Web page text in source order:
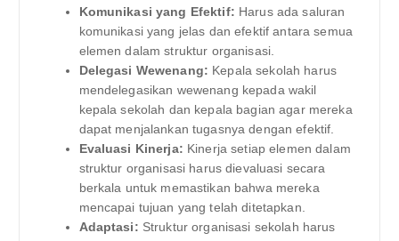
Komunikasi yang Efektif: Harus ada saluran
komunikasi yang jelas dan efektif antara semua
elemen dalam struktur organisasi.
Delegasi Wewenang: Kepala sekolah harus
mendelegasikan wewenang kepada wakil
kepala sekolah dan kepala bagian agar mereka
dapat menjalankan tugasnya dengan efektif.
Evaluasi Kinerja: Kinerja setiap elemen dalam
struktur organisasi harus dievaluasi secara
berkala untuk memastikan bahwa mereka
mencapai tujuan yang telah ditetapkan.
Adaptasi: Struktur organisasi sekolah harus